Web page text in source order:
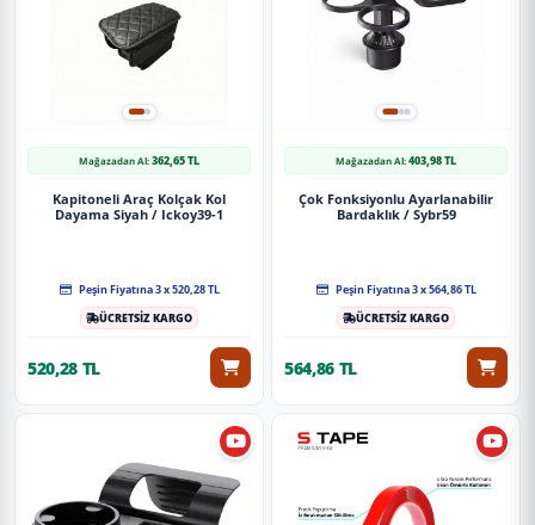
Mağazadan Al:362,65 TL
Kapitoneli Araç Kolçak Kol
Dayama Siyah / Ickoy39-1
Peşin Fiyatına 3 x 520,28 TL
ÜCRETSİZ KARGO
520,28 TL
Mağazadan Al:403,98 TL
Çok Fonksiyonlu Ayarlanabilir
Bardaklık / Sybr59
Peşin Fiyatına 3 x 564,86 TL
ÜCRETSİZ KARGO
564,86 TL